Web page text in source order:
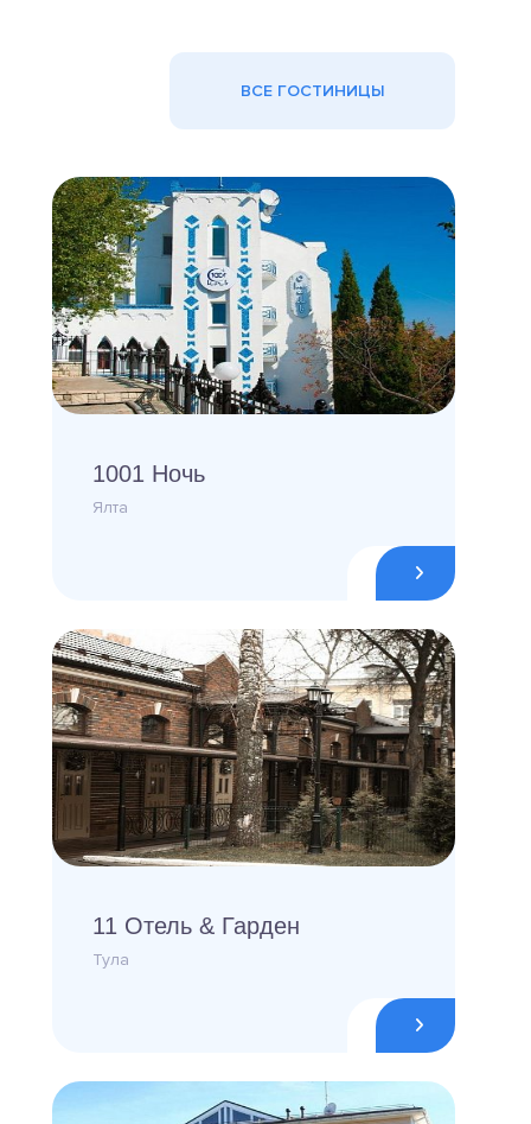
ВСЕ ГОСТИНИЦЫ
1001 Ночь
Ялта
11 Отель & Гарден
Тула